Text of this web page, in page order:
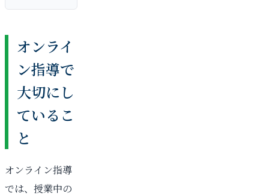
オンライ
ン指導で
大切にし
ているこ
と
オンライン指導
では、授業中の